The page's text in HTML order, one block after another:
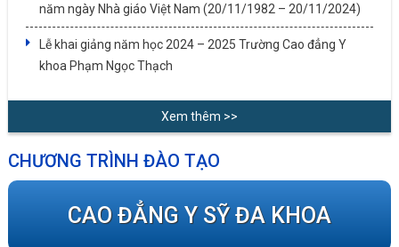
năm ngày Nhà giáo Việt Nam (20/11/1982 – 20/11/2024)
Lễ khai giảng năm học 2024 – 2025 Trường Cao đẳng Y
khoa Phạm Ngọc Thạch
Xem thêm >>
CHƯƠNG TRÌNH ĐÀO TẠO
CAO ĐẲNG Y SỸ ĐA KHOA